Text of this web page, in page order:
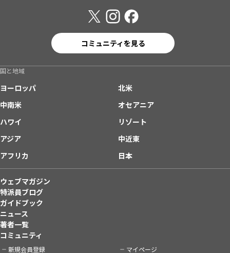
コミュニティを見る
国と地域
ヨーロッパ
北米
中南米
オセアニア
ハワイ
リゾート
アジア
中近東
アフリカ
日本
ウェブマガジン
特派員ブログ
ガイドブック
ニュース
著者一覧
コミュニティ
新規会員登録 マイページ